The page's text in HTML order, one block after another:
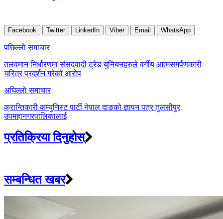
Facebook Twitter LinkedIn Viber Email WhatsApp
Post
navigation
पछिल्लाे समाचार
तलवमान निर्धारणमा संसदवादी ट्रेड युनियनहरुले वर्गीय आत्मसमर्पणकारी
चरित्र प्रदर्शन गरेको आरोप
अघिल्लाे समाचार
क्रान्तिकारी कम्युनिस्ट पार्टी नेपाल दाङको ज्ञापन पत्र तुलसीपुर
उपमहानगरपालिकालाई
प्रतिक्रिया दिनुहोस्
सम्बन्धित खबर